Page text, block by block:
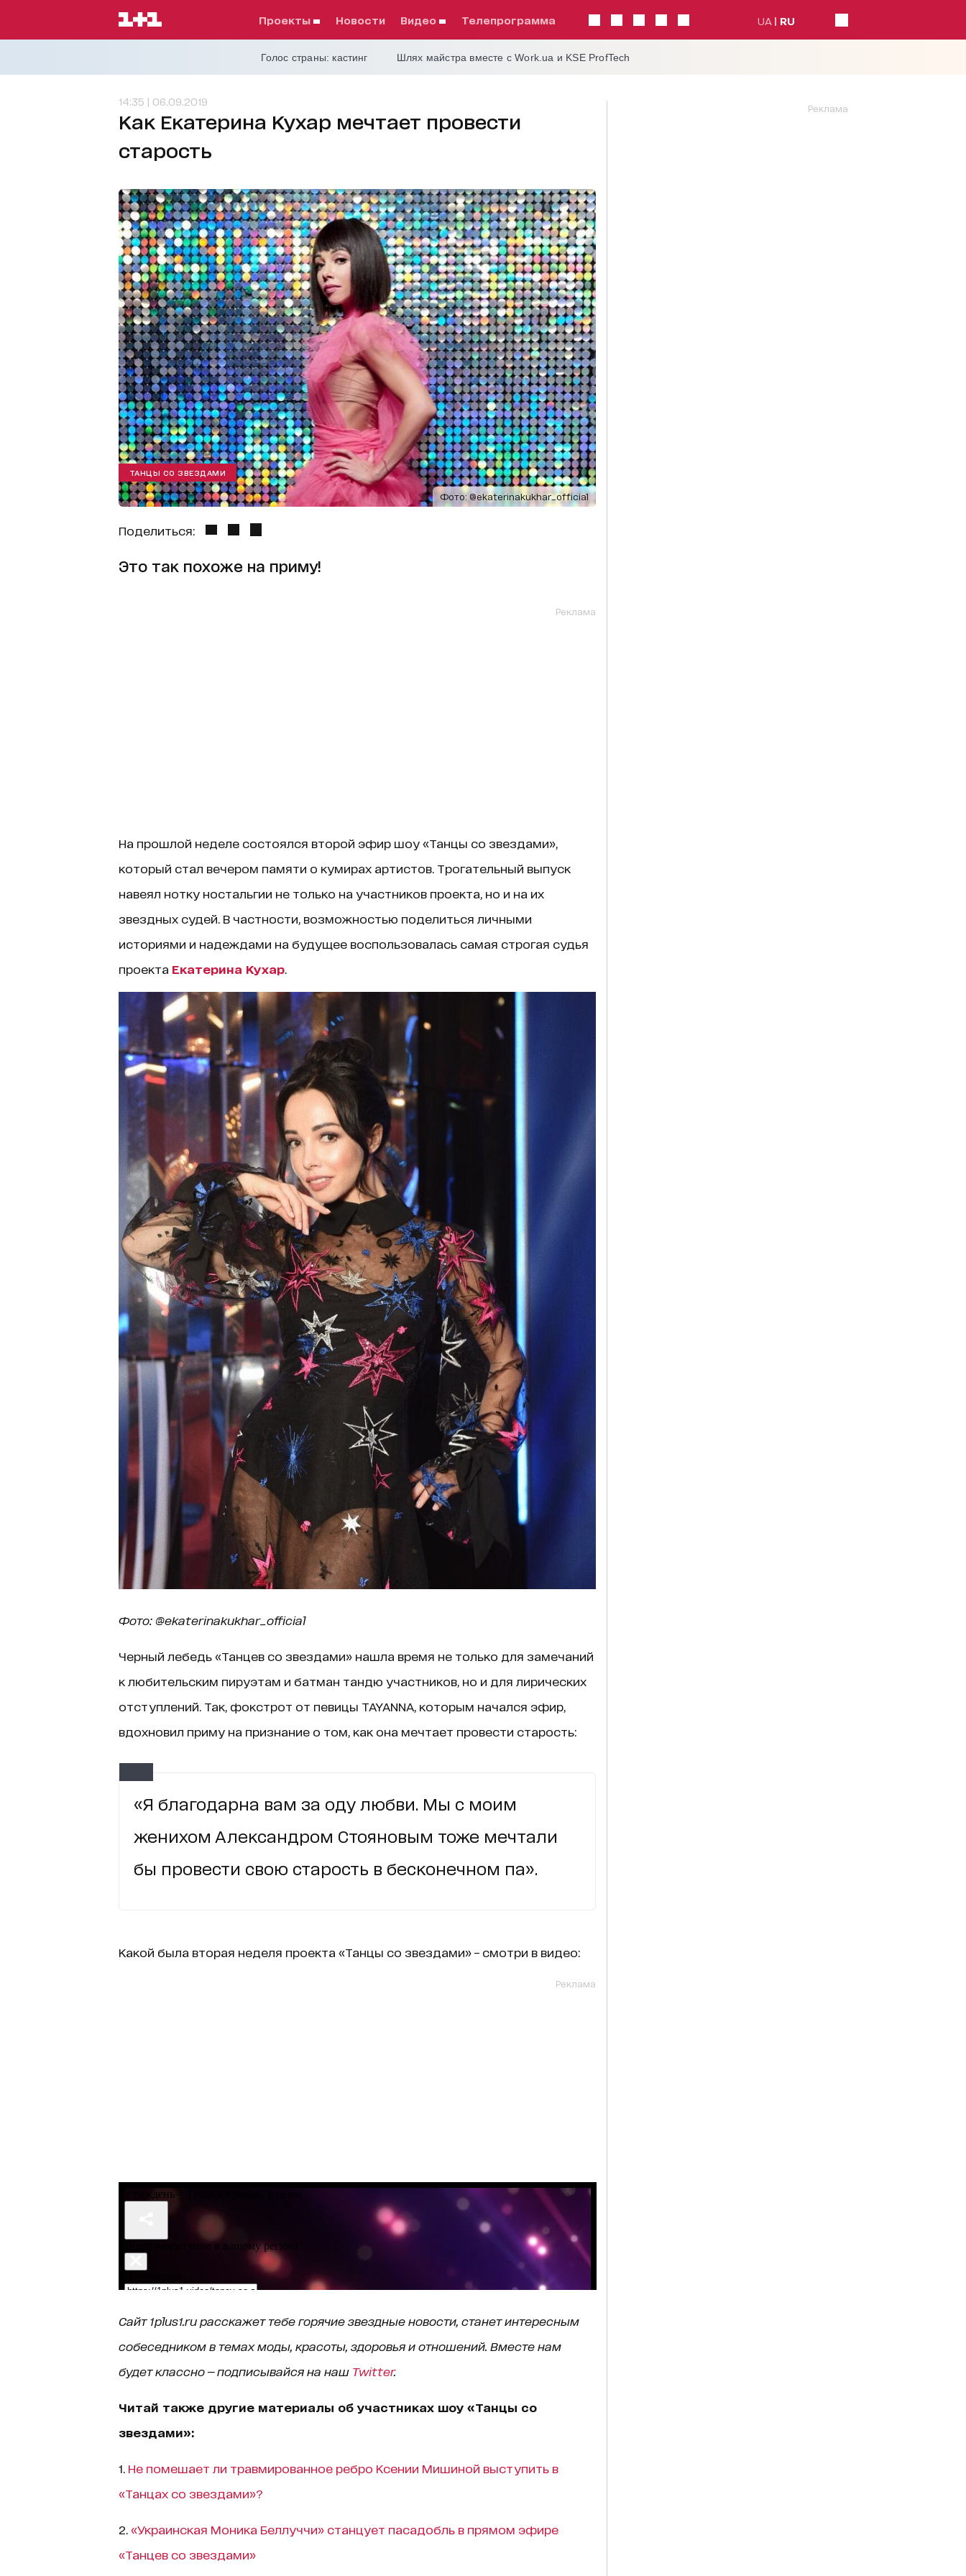
проекты Новости видео телепрограмма UA RU
Голос страны: кастинг Шлях майстра вместе с Work.ua и KSE ProfTech
14:35 | 06.09.2019
Как Екатерина Кухар мечтает провести
старость
Фото: @ekaterinakukhar_official
ТАНЦЫ СО ЗВЕЗДАМИ
Поделиться:
Это так похоже на приму!
Реклама
На прошлой неделе состоялся второй эфир шоу «Танцы со звездами»,
который стал вечером памяти о кумирах артистов. Трогательный выпуск
навеял нотку ностальгии не только на участников проекта, но и на их
звездных судей. В частности, возможностью поделиться личными
историями и надеждами на будущее воспользовалась самая строгая судья
проекта Екатерина Кухар.
Фото: @ekaterinakukhar_official
Черный лебедь «Танцев со звездами» нашла время не только для замечаний
к любительским пируэтам и батман тандю участников, но и для лирических
отступлений. Так, фокстрот от певицы TAYANNA, которым начался эфир,
вдохновил приму на признание о том, как она мечтает провести старость:
«Я благодарна вам за оду любви. Мы с моим
женихом Александром Стояновым тоже мечтали
бы провести свою старость в бесконечном па».
Какой была вторая неделя проекта «Танцы со звездами» – смотри в видео:
Реклама
Сайт 1plus1.ruрасскажет тебе горячие звездные новости, станет интересным
собеседником в темах моды, красоты, здоровья и отношений. Вместе нам
будет классно — подписывайся на наш Twitter.
Читай также другие материалы об участниках шоу «Танцы со
звездами»:
1. Не помешает ли травмированное ребро Ксении Мишиной выступить в
«Танцах со звездами»?
2. «Украинская Моника Беллуччи» станцует пасадобль в прямом эфире
«Танцев со звездами»
Реклама